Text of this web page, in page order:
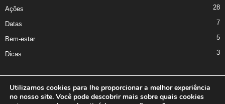
Ações 28
Datas 7
Bem-estar 5
Dicas 3
Utilizamos cookies para lhe proporcionar a melhor experiência
no nosso site. Você pode descobrir mais sobre quais cookies